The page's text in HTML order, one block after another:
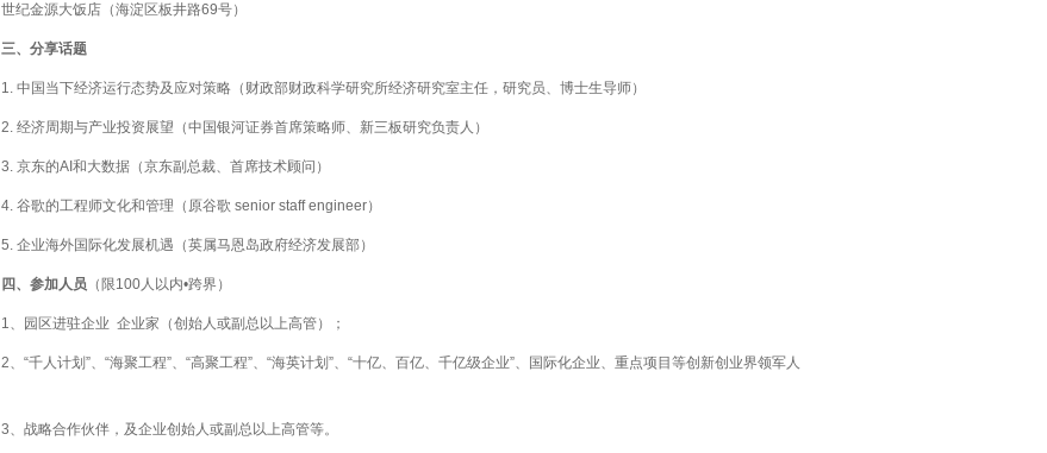
世纪金源大饭店（海淀区板井路69号）
三、分享话题
1. 中国当下经济运行态势及应对策略（财政部财政科学研究所经济研究室主任，研究员、博士生导师）
2. 经济周期与产业投资展望（中国银河证券首席策略师、新三板研究负责人）
3. 京东的AI和大数据（京东副总裁、首席技术顾问）
4. 谷歌的工程师文化和管理（原谷歌 senior staff engineer）
5. 企业海外国际化发展机遇（英属马恩岛政府经济发展部）
四、参加人员 （限100人以内•跨界）
1、园区进驻企业 企业家（创始人或副总以上高管）；
2、“千人计划”、“海聚工程”、“高聚工程”、“海英计划”、“十亿、百亿、千亿级企业”、国际化企业、重点项目等创新创业界领军人
3、战略合作伙伴，及企业创始人或副总以上高管等。